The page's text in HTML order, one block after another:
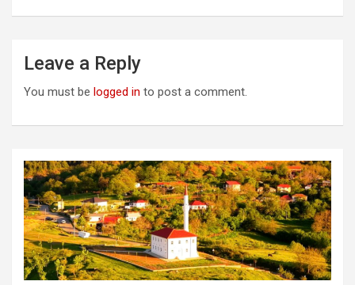
Leave a Reply
You must be logged in to post a comment.